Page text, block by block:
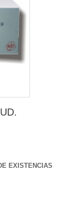
EXISTENCIAS